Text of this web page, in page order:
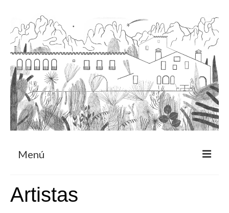
Menú
Programa de residencia
Artistas